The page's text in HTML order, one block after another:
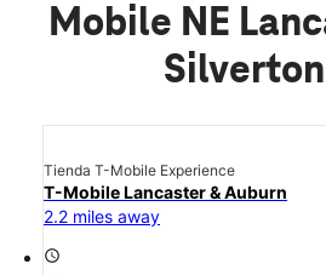
Mobile NE
Silverton
Tienda T-Mobile Experience
T-Mobile Lancaster & Auburn
2.2 miles away
access_time